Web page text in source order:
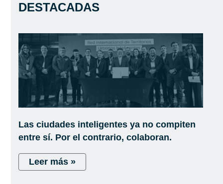
DESTACADAS
Las ciudades inteligentes ya no compiten
entre sí. Por el contrario, colaboran.
Leer más »